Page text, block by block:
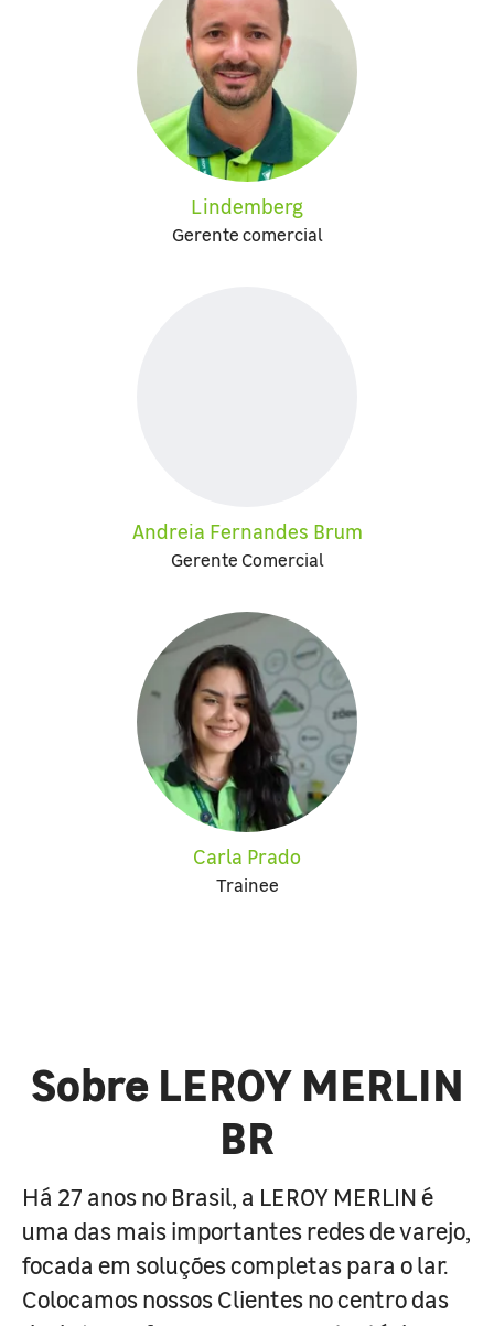
Lindemberg
Gerente comercial
Andreia Fernandes Brum
Gerente Comercial
Carla Prado
Trainee
Sobre LEROY MERLIN
BR
Há 27 anos no Brasil, a LEROY MERLIN é
uma das mais importantes redes de varejo,
focada em soluções completas para o lar.
Colocamos nossos Clientes no centro das